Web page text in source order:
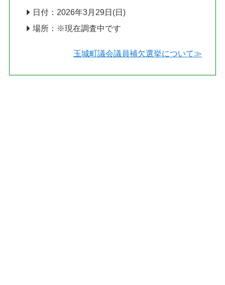
日付：2026年3月29日(日)
場所：※現在調査中です
玉城町議会議員補欠選挙について≫